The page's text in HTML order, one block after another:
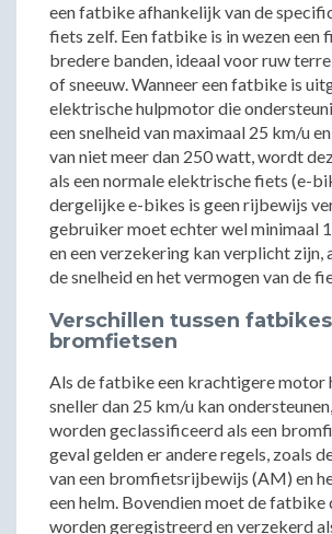
een fatbike afhankelijk van de
fiets zelf. Een fatbike is in wezen een
bredere banden, ideaal voor ruw
of sneeuw. Wanneer een fatbike is
elektrische hulpmotor die
een snelheid van maximaal 25 km/u
van niet meer dan 250 watt, wordt
als een normale elektrische fiets (e-
dergelijke e-bikes is geen rijbewijs
gebruiker moet echter wel minimaal
en een verzekering kan verplicht zijn,
de snelheid en het vermogen van de
Verschillen tussen
bromfietsen
Als de fatbike een krachtigere motor
sneller dan 25 km/u kan
worden geclassificeerd als een
geval gelden er andere regels, zoals
van een bromfietsrijbewijs (AM) en
een helm. Bovendien moet de fatbike
worden geregistreerd en verzekerd